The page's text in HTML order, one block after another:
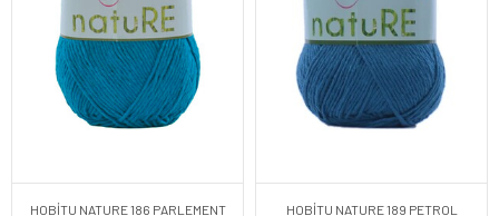
HOBİTU NATURE 186 PARLEMENT HOBİTU NATURE 189 PETROL